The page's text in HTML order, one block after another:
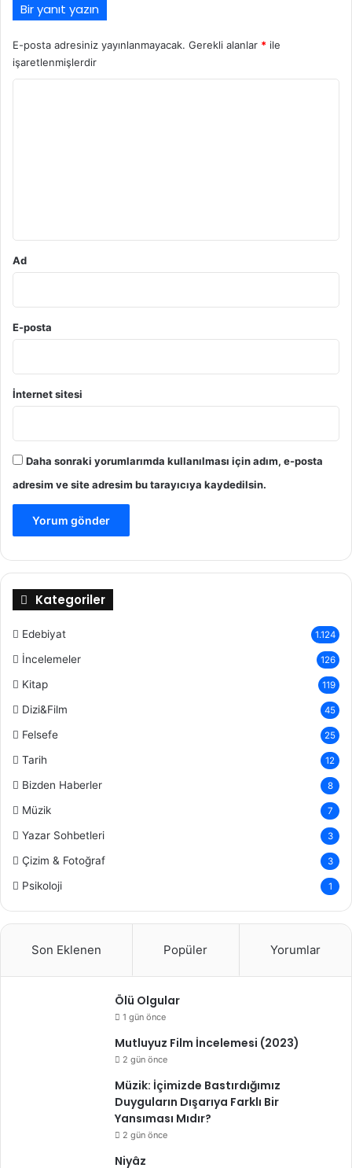
Bir yanıt yazın
E-posta adresiniz yayınlanmayacak. Gerekli alanlar * ile
işaretlenmişlerdir
Ad
E-posta
İnternet sitesi
Daha sonraki yorumlarımda kullanılması için adım, e-posta
adresim ve site adresim bu tarayıcıya kaydedilsin.
Kategoriler
Edebiyat 1.124
İncelemeler 126
Kitap 119
Dizi&Film 45
Felsefe 25
Tarih 12
Bizden Haberler 8
Müzik 7
Yazar Sohbetleri 3
Çizim & Fotoğraf 3
Psikoloji 1
Son Eklenen Popüler Yorumlar
Ölü Olgular
1 gün önce
Mutluyuz Film İncelemesi (2023)
2 gün önce
Müzik: İçimizde Bastırdığımız
Duyguların Dışarıya Farklı Bir
Yansıması Mıdır?
2 gün önce
Niyâz